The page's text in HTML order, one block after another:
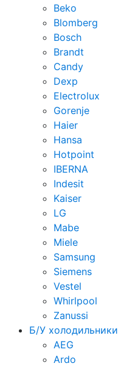
Beko
Blomberg
Bosch
Brandt
Candy
Dexp
Electrolux
Gorenje
Haier
Hansa
Hotpoint
IBERNA
Indesit
Kaiser
LG
Mabe
Miele
Samsung
Siemens
Vestel
Whirlpool
Zanussi
Б/У холодильники
AEG
Ardo